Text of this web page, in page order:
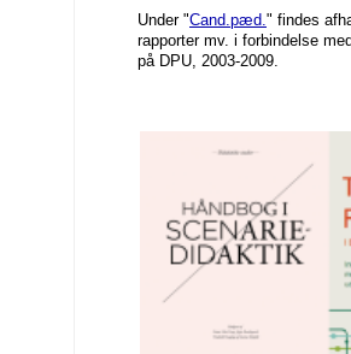
Under "Cand.pæd." findes
rapporter mv. i forbindelse
på DPU, 2003-2009.